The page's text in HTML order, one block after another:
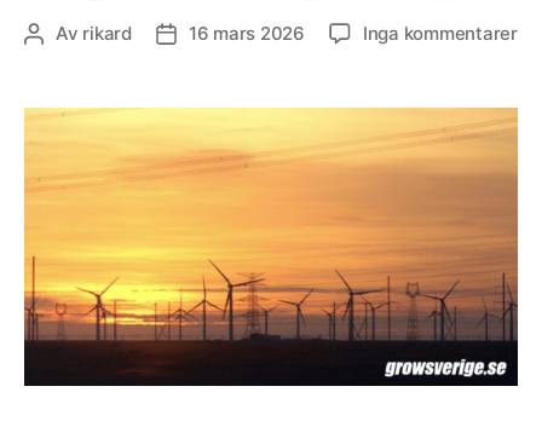
Inläggsförfattare
Av rikard Inläggsdatum
16 mars 2026 Inga kommentarertill
på